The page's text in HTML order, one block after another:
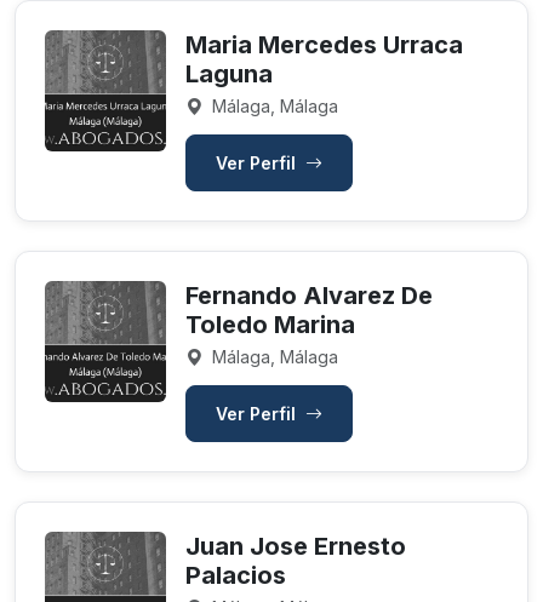
Maria Mercedes Urraca
Laguna
Málaga, Málaga
Ver Perfil
Fernando Alvarez De
Toledo Marina
Málaga, Málaga
Ver Perfil
Juan Jose Ernesto
Palacios